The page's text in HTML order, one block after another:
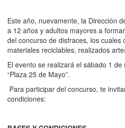
Este año, nuevamente, la Dirección
a 12 años y adultos mayores a
del concurso de disfraces, los cuales
materiales reciclables, realizados
El evento se realizará el sábado 1
“Plaza 25 de Mayo”.
Para participar del concurso, te
condiciones: